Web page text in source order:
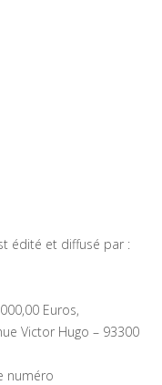
édité et diffusé par :
Euros,
Victor Hugo – 93300
numéro